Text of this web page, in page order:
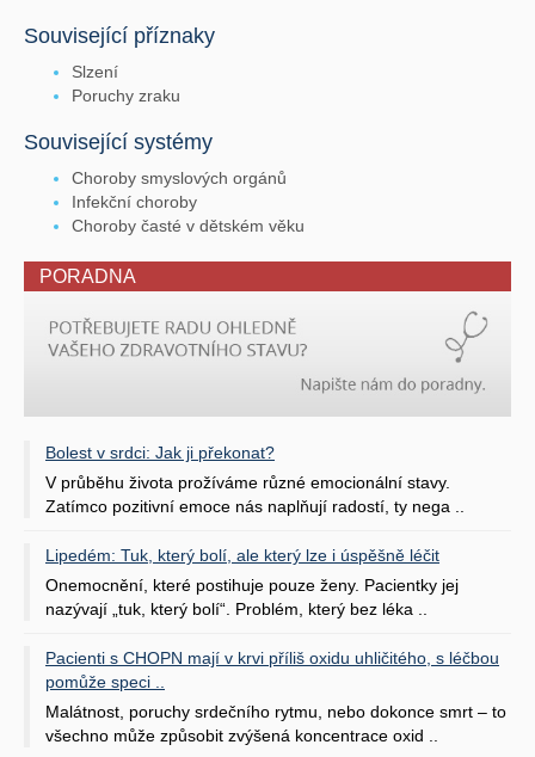
Související příznaky
Slzení
Poruchy zraku
Související systémy
Choroby smyslových orgánů
Infekční choroby
Choroby časté v dětském věku
PORADNA
Bolest v srdci: Jak ji překonat?
V průběhu života prožíváme různé emocionální stavy.
Zatímco pozitivní emoce nás naplňují radostí, ty nega ..
Lipedém: Tuk, který bolí, ale který lze i úspěšně léčit
Onemocnění, které postihuje pouze ženy. Pacientky jej
nazývají „tuk, který bolí“. Problém, který bez léka ..
Pacienti s CHOPN mají v krvi příliš oxidu uhličitého, s léčbou
pomůže speci ..
Malátnost, poruchy srdečního rytmu, nebo dokonce smrt – to
všechno může způsobit zvýšená koncentrace oxid ..